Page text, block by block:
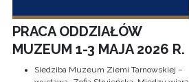
PRACA ODDZIAŁÓW
MUZEUM 1-3 MAJA 2026 R.
Siedziba Muzeum Ziemi Tarnowskiej –